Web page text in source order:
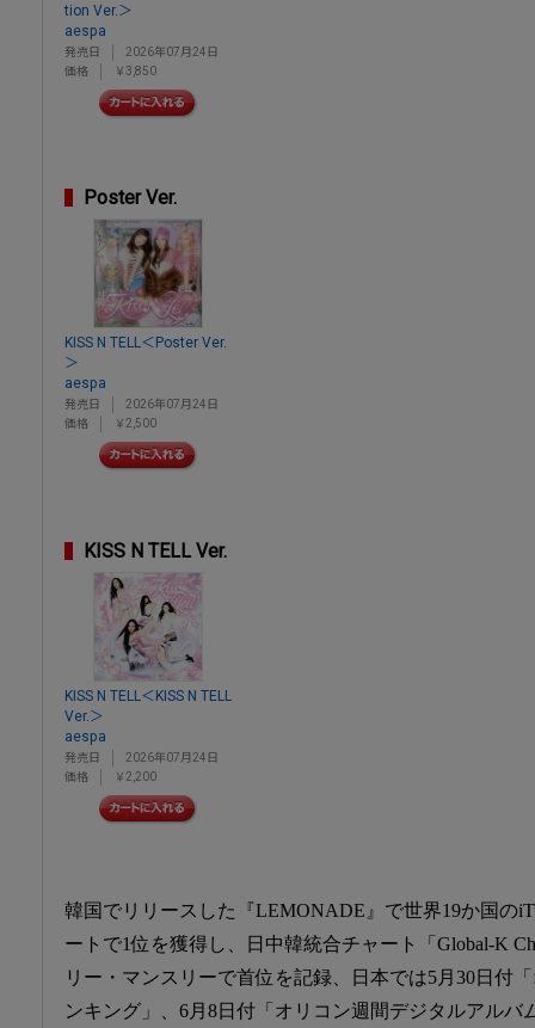
tion Ver.＞
aespa
発売日
2026年07月24日
価格
￥3,850
Poster Ver.
KISS N TELL＜Poster Ver.
＞
aespa
発売日
2026年07月24日
価格
￥2,500
KISS N TELL Ver.
KISS N TELL＜KISS N TELL
Ver.＞
aespa
発売日
2026年07月24日
価格
￥2,200
韓国でリリースした『LEMONADE』で世界19か国の
ートで1位を獲得し、日中韓統合チャート「Global-K
リー・マンスリーで首位を記録、日本では5月30日付
ンキング」、6月8日付「オリコン週間デジタルアルバ